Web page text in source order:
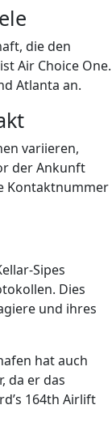
die den
Air Choice One.
Atlanta an.
variieren,
der Ankunft
Kontaktnummer
Sipes
Dies
und ihres
hat auch
da er das
164th Airlift